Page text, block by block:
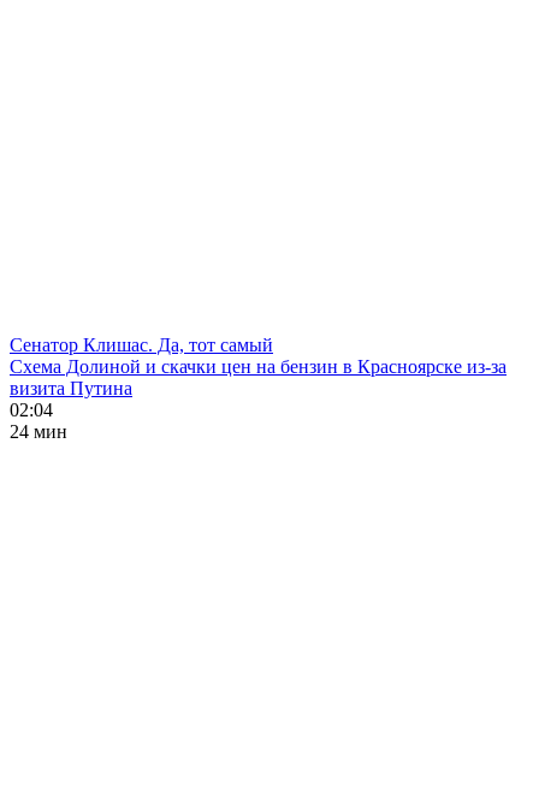
Сенатор Клишас. Да, тот самый
Схема Долиной и скачки цен на бензин в Красноярске из-за
визита Путина
02:04
24 мин